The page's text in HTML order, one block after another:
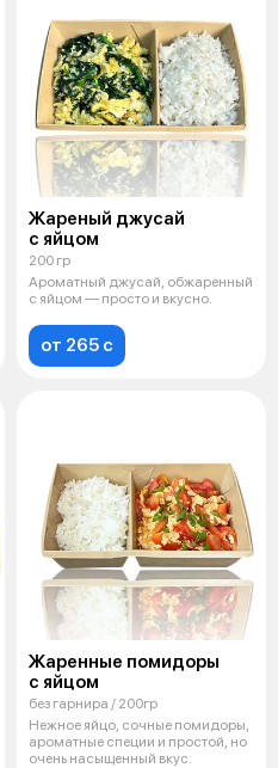
Жареный джусай
с яйцом
200 гр
Ароматный джусай, обжаренный
с яйцом — просто и вкусно.
от 265 c
Жаренные помидоры
с яйцом
без гарнира / 200гр
Нежное яйцо, сочные помидоры,
ароматные специи и простой, но
очень насыщенный вкус.